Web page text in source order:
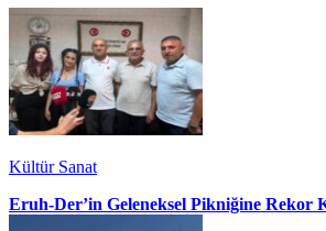
Kültür Sanat
Eruh-Der’in Geleneksel Pikniğine Rekor